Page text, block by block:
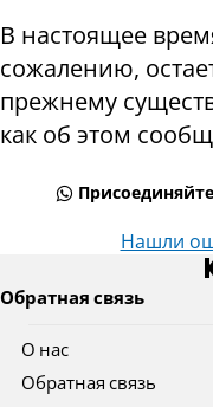
В настоящее
сожалению,
прежнему
как об этом
Нашли
Обратная связь
О нас
Обратная связь